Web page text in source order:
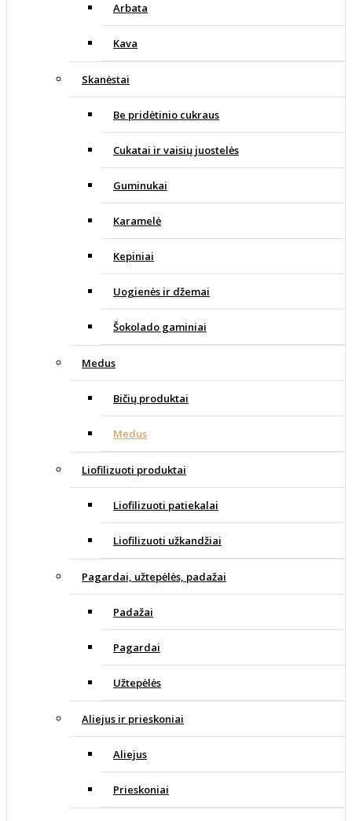
Arbata
Kava
Skanėstai
Be pridėtinio cukraus
Cukatai ir vaisių juostelės
Guminukai
Karamelė
Kepiniai
Uogienės ir džemai
Šokolado gaminiai
Medus
Bičių produktai
Medus
Liofilizuoti produktai
Liofilizuoti patiekalai
Liofilizuoti užkandžiai
Pagardai, užtepėlės, padažai
Padažai
Pagardai
Užtepėlės
Aliejus ir prieskoniai
Aliejus
Prieskoniai